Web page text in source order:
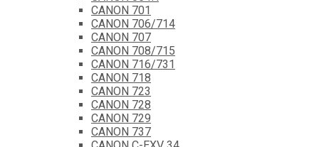
CANON 701
CANON 706/714
CANON 707
CANON 708/715
CANON 716/731
CANON 718
CANON 723
CANON 728
CANON 729
CANON 737